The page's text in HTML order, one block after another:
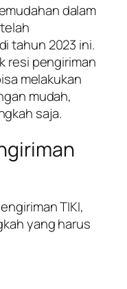
dalam
tahun 2023 ini.
resi pengiriman
melakukan
mudah,
saja.
TIKI,
yang harus